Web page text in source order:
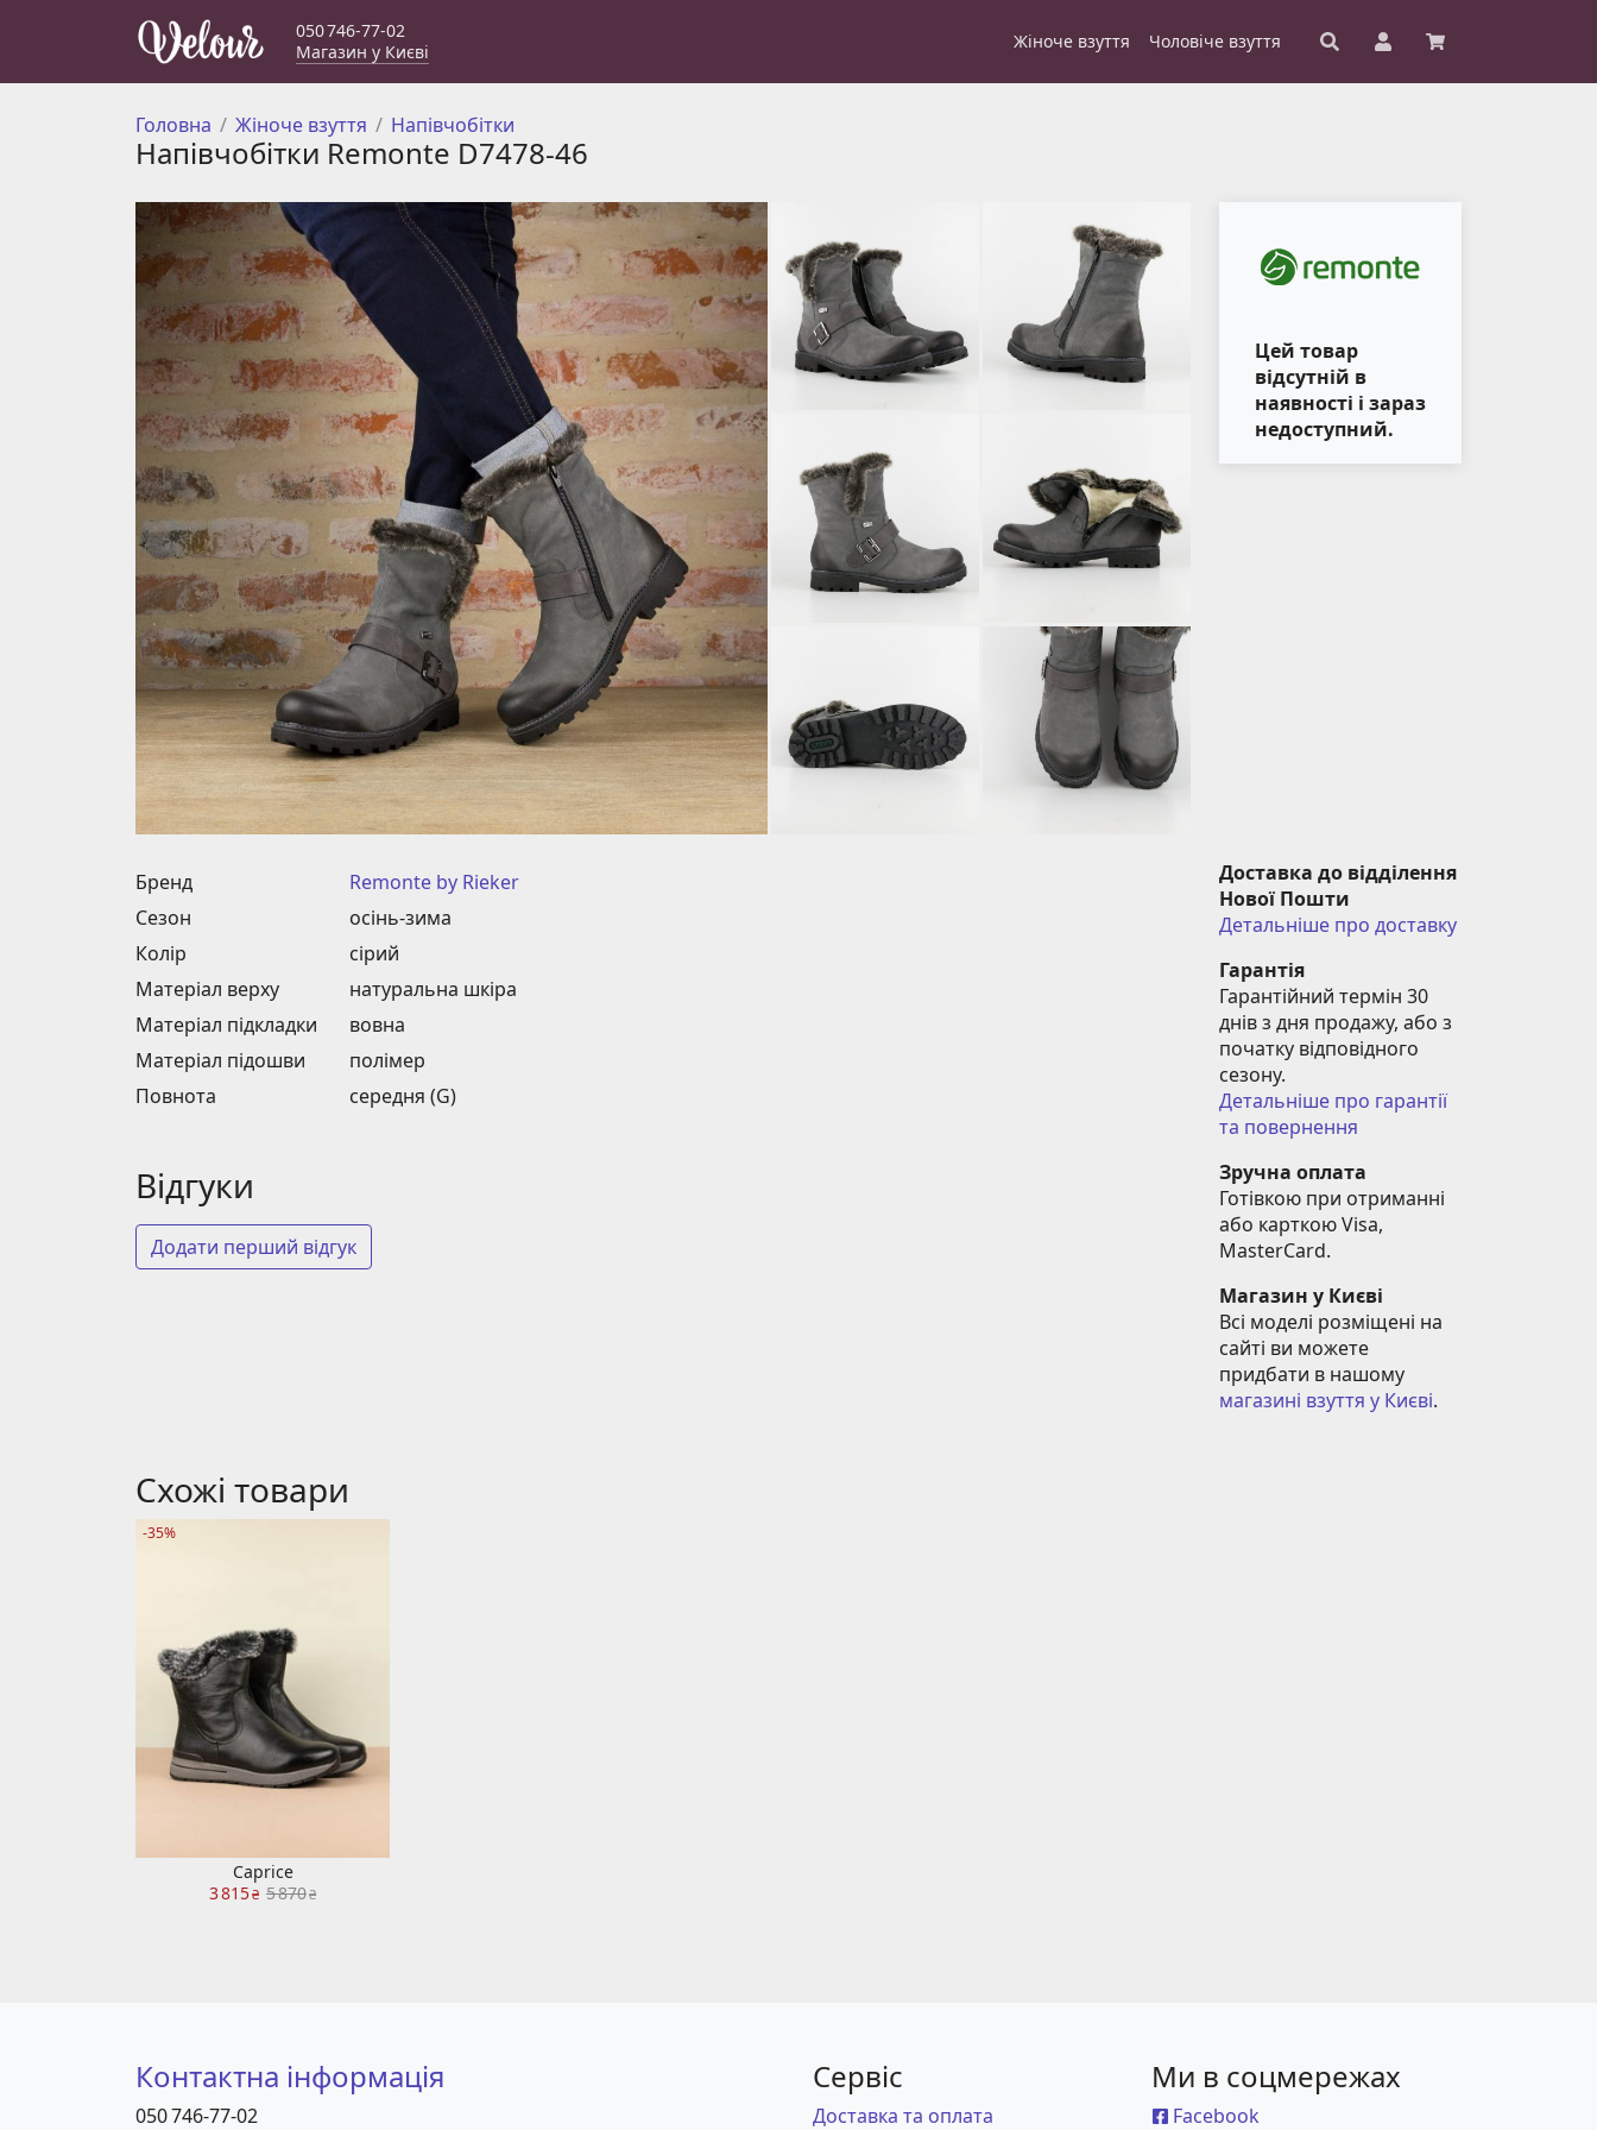
050 746-77-02
Магазин у Києві
Жіноче взуття Чоловіче взуття
Головна Жіноче взуття Напівчобітки
Напівчобітки Remonte D7478-46
Цей товар
відсутній в
наявності і зараз
недоступний.
Бренд
Remonte by Rieker
Сезон
осінь-зима
Колір
сірий
Матеріал верху
натуральна шкіра
Матеріал підкладки
вовна
Матеріал підошви
полімер
Повнота
середня (G)
Відгуки
Додати перший відгук
Доставка до відділення
Нової Пошти
Детальніше про доставку
Гарантія
Гарантійний термін 30
днів з дня продажу, або з
початку відповідного
сезону.
Детальніше про гарантії
та повернення
Зручна оплата
Готівкою при отриманні
або карткою Visa,
MasterCard.
Магазин у Києві
Всі моделі розміщені на
сайті ви можете
магазині взуття у Києві.
Схожі товари
-35%
Caprice
3 815₴ 5 870₴
Контактна інформація
050 746-77-02
Сервіс
Доставка та оплата
Ми в соцмережах
Facebook